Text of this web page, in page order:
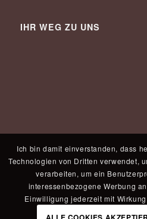
IHR WEG ZU UNS
Ich bin damit einverstanden, dass
Technologien von Dritten verwendet,
verarbeiten, um ein
interessenbezogene Werbung
Einwilligung jederzeit mit